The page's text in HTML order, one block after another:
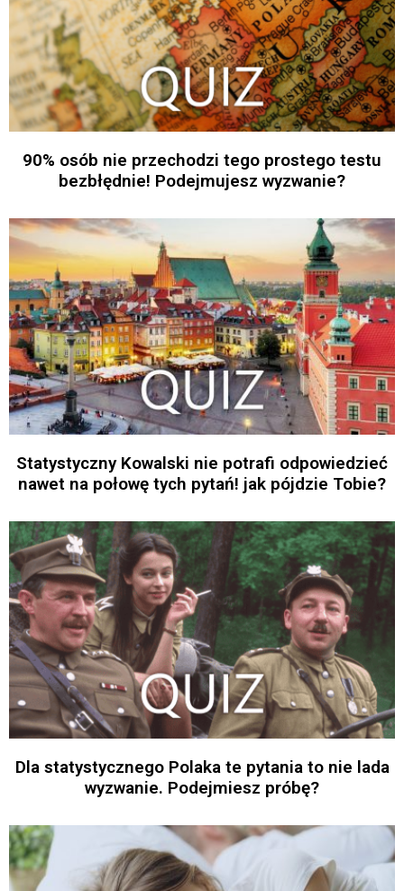
90% osób nie przechodzi tego prostego testu
bezbłędnie! Podejmujesz wyzwanie?
Statystyczny Kowalski nie potrafi odpowiedzieć
nawet na połowę tych pytań! jak pójdzie Tobie?
Dla statystycznego Polaka te pytania to nie lada
wyzwanie. Podejmiesz próbę?